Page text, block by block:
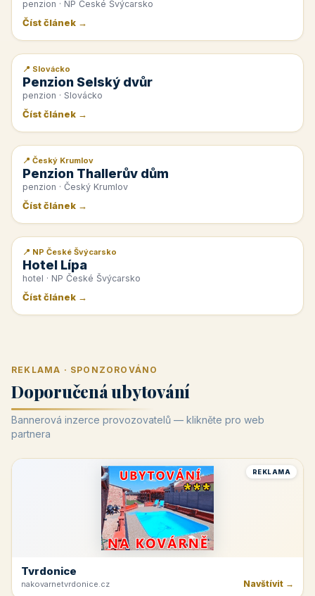
penzion · NP České Švýcarsko
Číst článek →
📰 PR článek
📍 Slovácko
Penzion Selský dvůr
penzion · Slovácko
Číst článek →
📰 PR článek
📍 Český Krumlov
Penzion Thallerův dům
penzion · Český Krumlov
Číst článek →
📰 PR článek
📍 NP České Švýcarsko
Hotel Lípa
hotel · NP České Švýcarsko
Číst článek →
REKLAMA · SPONZOROVÁNO
Doporučená ubytování
Bannerová inzerce provozovatelů — klikněte pro web
partnera
REKLAMA
Tvrdonice
nakovarnetvrdonice.cz Navštívit →